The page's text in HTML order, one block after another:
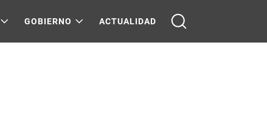
GOBIERNO ACTUALIDAD